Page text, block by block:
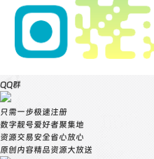
QQ群
只需一步极速注册
数字靓号爱好者聚集地
资源交易安全省心放心
原创内容精品资源大放送